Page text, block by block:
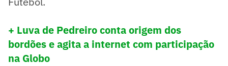
+ Luva de Pedreiro conta origem dos
bordões e agita a internet com participação
na Globo